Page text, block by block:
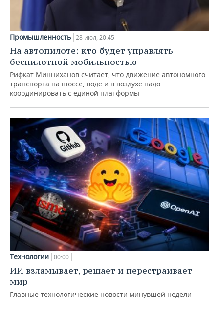
Промышленность 28 июл, 20:45
На автопилоте: кто будет управлять
беспилотной мобильностью
Рифкат Минниханов считает, что движение автономного
транспорта на шоссе, воде и в воздухе надо
координировать с единой платформы
Технологии 00:00
ИИ взламывает, решает и перестраивает
мир
Главные технологические новости минувшей недели